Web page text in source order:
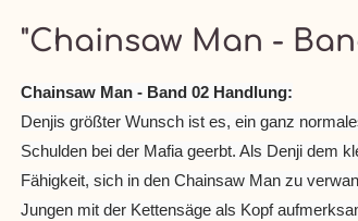
"Chainsaw Man -
Chainsaw Man - Band 02 Handlung:
Denjis größter Wunsch ist es, ein ganz
Schulden bei der Mafia geerbt. Als Denji dem
Fähigkeit, sich in den Chainsaw Man zu
Jungen mit der Kettensäge als Kopf